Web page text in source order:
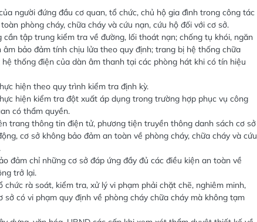
người đứng đầu cơ quan, tổ chức, chủ hộ gia đình trong công tác
phòng cháy, chữa cháy và cứu nạn, cứu hộ đối với cơ sở.
tập trung kiểm tra về đường, lối thoát nạn; chống tụ khói, ngăn
bảo đảm tính chịu lửa theo quy định; trang bị hệ thống chữa
thống điện của dàn âm thanh tại các phòng hát khi có tín hiệu
hiện theo quy trình kiểm tra định kỳ.
hiện kiểm tra đột xuất áp dụng trong trường hợp phục vụ công
có thẩm quyền.
trang thông tin điện tử, phương tiện truyền thông danh sách cơ sở
cơ sở không bảo đảm an toàn về phòng cháy, chữa cháy và cứu
đảm chỉ những cơ sở đáp ứng đầy đủ các điều kiện an toàn về
trở lại.
rà soát, kiểm tra, xử lý vi phạm phải chặt chẽ, nghiêm minh,
có vi phạm quy định về phòng cháy chữa cháy mà không tạm